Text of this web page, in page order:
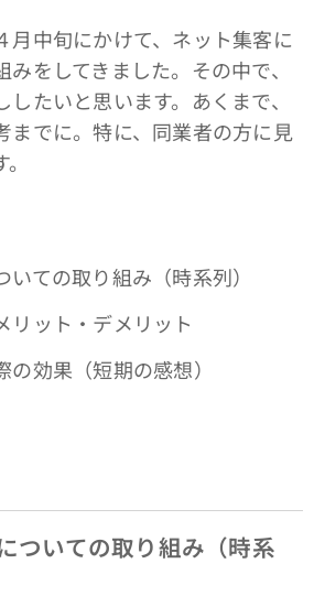
月中旬にかけて、ネット集客に
をしてきました。その中で、
たいと思います。あくまで、
までに。特に、同業者の方に見
ての取り組み（時系列）
リット・デメリット
効果（短期の感想）
ついての取り組み（時系